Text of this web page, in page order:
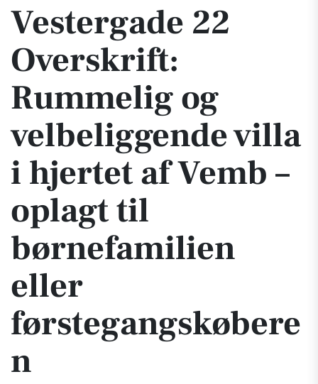
Vestergade 22
Overskrift:
Rummelig og
velbeliggende villa
i hjertet af Vemb –
oplagt til
børnefamilien
eller
førstegangskøbere
n